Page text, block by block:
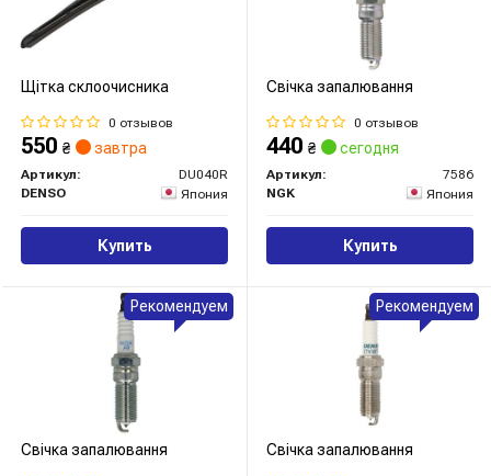
Щітка склоочисника
0 отзывов
550 ₴ завтра
Артикул:
DU040R
DENSO
Япония
Купить
Свічка запалювання
0 отзывов
440 ₴ сегодня
Артикул:
7586
NGK
Япония
Купить
Свічка запалювання
Рекомендуем
Свічка запалювання
Рекомендуем